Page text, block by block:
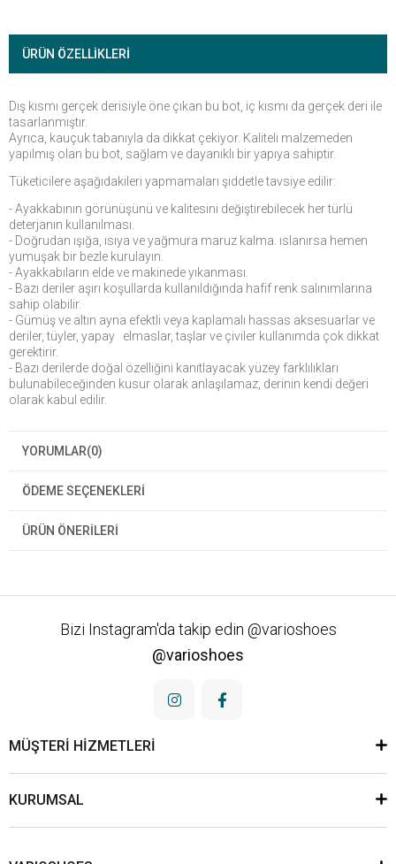
ÜRÜN ÖZELLIKLERI
Dış kısmı gerçek derisiyle öne çıkan bu bot, iç kısmı da gerçek deri ile
tasarlanmıştır.
Ayrıca, kauçuk tabanıyla da dikkat çekiyor. Kaliteli malzemeden
yapılmış olan bu bot, sağlam ve dayanıklı bir yapıya sahiptir.
Tüketicilere aşağıdakileri yapmamaları şiddetle tavsiye edilir:
- Ayakkabının görünüşünü ve kalitesini değiştirebilecek her türlü
deterjanın kullanılması.
- Doğrudan ışığa, ısıya ve yağmura maruz kalma. ıslanırsa hemen
yumuşak bir bezle kurulayın.
- Ayakkabıların elde ve makinede yıkanması.
- Bazı deriler aşırı koşullarda kullanıldığında hafif renk salınımlarına
sahip olabilir.
- Gümüş ve altın ayna efektli veya kaplamalı hassas aksesuarlar ve
deriler, tüyler, yapay elmaslar, taşlar ve çiviler kullanımda çok dikkat
gerektirir.
- Bazı derilerde doğal özelliğini kanıtlayacak yüzey farklılıkları
bulunabileceğinden kusur olarak anlaşılamaz, derinin kendi değeri
olarak kabul edilir.
YORUMLAR(0)
ÖDEME SEÇENEKLERI
ÜRÜN ÖNERILERI
Bizi Instagram'da takip edin @varioshoes
@varioshoes
MÜŞTERİ HİZMETLERİ
KURUMSAL